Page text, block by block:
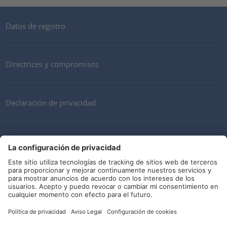
Datos de registro
Directrices y compromisos
Declaración de privacidad
Términos y Condiciones
Descargo de responsabilidad
Redes sociales